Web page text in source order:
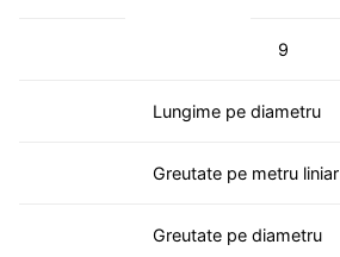
9
Lungime pe diametru
Greutate pe metru liniar
Greutate pe diametru